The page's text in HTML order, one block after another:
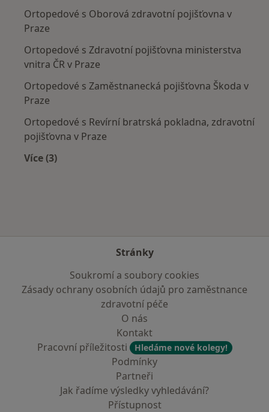
Ortopedové s Oborová zdravotní pojišťovna v
Praze
Ortopedové s Zdravotní pojišťovna ministerstva
vnitra ČR v Praze
Ortopedové s Zaměstnanecká pojišťovna Škoda v
Praze
Ortopedové s Revírní bratrská pokladna, zdravotní
pojišťovna v Praze
Více (3)
Stránky
Soukromí a soubory cookies
Zásady ochrany osobních údajů pro zaměstnance
zdravotní péče
O nás
Kontakt
Pracovní příležitosti
Hledáme nové kolegy!
Podmínky
Partneři
Jak řadíme výsledky vyhledávání?
Přístupnost